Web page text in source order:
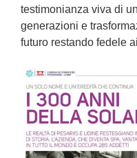
testimonianza viva di
generazioni e
futuro restando fedele